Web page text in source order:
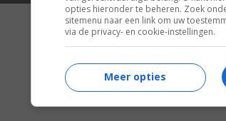
opties hieronder te beheren. Zoek
sitemenu naar een link om uw
via de privacy- en cookie-instellingen.
Meer opties